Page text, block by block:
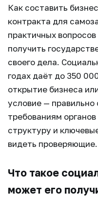
Как составить
контракта для
практичных
получить
своего дела.
годах даёт до 350
открытие бизнеса
условие —
требованиям
структуру и
видеть проверяющие.
Что такое
может его